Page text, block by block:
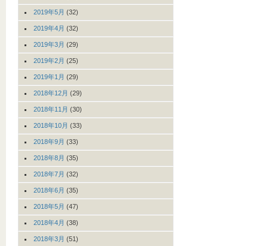
2019年5月 (32)
2019年4月 (32)
2019年3月 (29)
2019年2月 (25)
2019年1月 (29)
2018年12月 (29)
2018年11月 (30)
2018年10月 (33)
2018年9月 (33)
2018年8月 (35)
2018年7月 (32)
2018年6月 (35)
2018年5月 (47)
2018年4月 (38)
2018年3月 (51)